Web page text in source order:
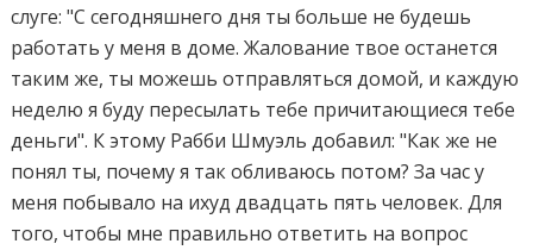
слуге: "С сегодняшнего дня ты больше не будешь
работать у меня в доме. Жалование твое останется
таким же, ты можешь отправляться домой, и каждую
неделю я буду пересылать тебе причитающиеся тебе
деньги". К этому Рабби Шмуэль добавил: "Как же не
понял ты, почему я так обливаюсь потом? За час у
меня побывало на ихуд двадцать пять человек. Для
того, чтобы мне правильно ответить на вопрос